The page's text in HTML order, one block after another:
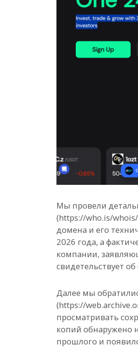
Мы провели
(https://who.is/
домена и его
2026 года, а
компании,
свидетельствует
Далее мы
(https://
просматривать
копий обнаружено
прошлого и